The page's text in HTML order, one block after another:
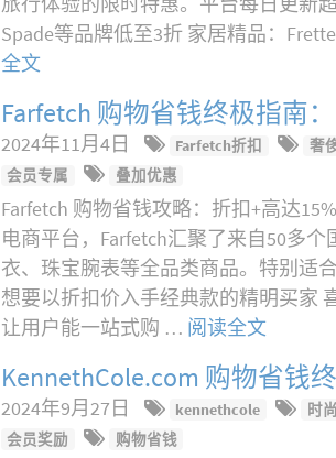
Spade等品牌低至3折 家居精品：
全文
Farfetch 购物省钱终极指南
2024年11月4日 Farfetch折扣 奢
会员专属
叠加优惠
Farfetch 购物省钱攻略：折扣+高达
电商平台，Farfetch汇聚了来自50多
衣、珠宝腕表等全品类商品。特别适
想要以折扣价入手经典款的精明买家
让用户能一站式购 … 阅读全文
KennethCole.com 购物省钱
2024年9月27日 kennethcole 时
会员奖励
购物省钱